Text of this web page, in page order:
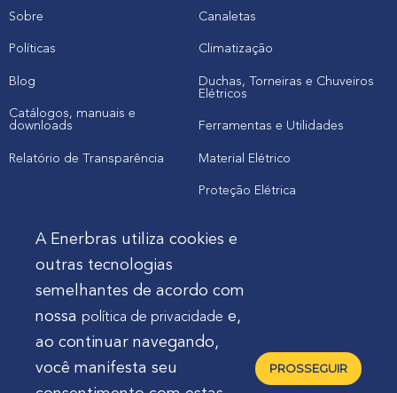
Sobre
Políticas
Blog
Catálogos, manuais e
downloads
Relatório de Transparência
Canaletas
Climatização
Duchas, Torneiras e Chuveiros
Elétricos
Ferramentas e Utilidades
Material Elétrico
Proteção Elétrica
Cliente
Onde comprar produtos
Quero Enerbras na minha loja
A Enerbras utiliza cookies e
outras tecnologias
semelhantes de acordo com
nossa política de privacidade e,
ao continuar navegando,
você manifesta seu
PROSSEGUIR